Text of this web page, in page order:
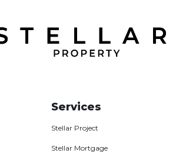
Services
Stellar Project
Stellar Mortgage